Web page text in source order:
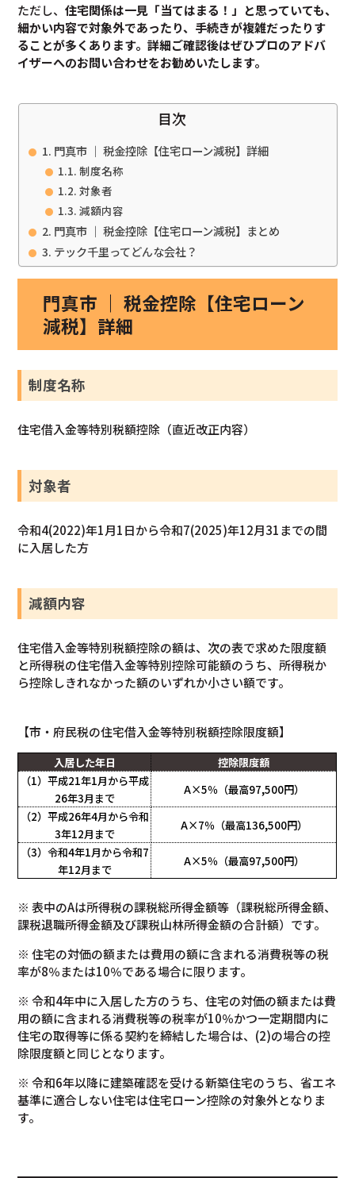
ただし、住宅関係は一見「当てはまる！」と思っていても、
細かい内容で対象外であったり、手続きが複雑だったりす
ることが多くあります。詳細ご確認後はぜひプロのアドバ
イザーへのお問い合わせをお勧めいたします。
目次
門真市 ｜ 税金控除【住宅ローン減税】詳細
制度名称
対象者
減額内容
門真市 ｜ 税金控除【住宅ローン減税】まとめ
テック千里ってどんな会社？
門真市 ｜ 税金控除【住宅ローン
減税】詳細
制度名称
住宅借入金等特別税額控除（直近改正内容）
対象者
令和4(2022)年1月1日から令和7(2025)年12月31までの間
に入居した方
減額内容
住宅借入金等特別税額控除の額は、次の表で求めた限度額
と所得税の住宅借入金等特別控除可能額のうち、所得税か
ら控除しきれなかった額のいずれか小さい額です。
【市・府民税の住宅借入金等特別税額控除限度額】
入居した年日
控除限度額
（1）平成21年1月から平成
26年3月まで
A×5％（最高97,500円）
（2）平成26年4月から令和
3年12月まで
A×7％（最高136,500円）
（3）令和4年1月から令和7
年12月まで
A×5％（最高97,500円）
※ 表中のAは所得税の課税総所得金額等（課税総所得金額、
課税退職所得金額及び課税山林所得金額の合計額）です。
※ 住宅の対価の額または費用の額に含まれる消費税等の税
率が8％または10％である場合に限ります。
※ 令和4年中に入居した方のうち、住宅の対価の額または費
用の額に含まれる消費税等の税率が10％かつ一定期間内に
住宅の取得等に係る契約を締結した場合は、(2)の場合の控
除限度額と同じとなります。
※ 令和6年以降に建築確認を受ける新築住宅のうち、省エネ
基準に適合しない住宅は住宅ローン控除の対象外となりま
す。